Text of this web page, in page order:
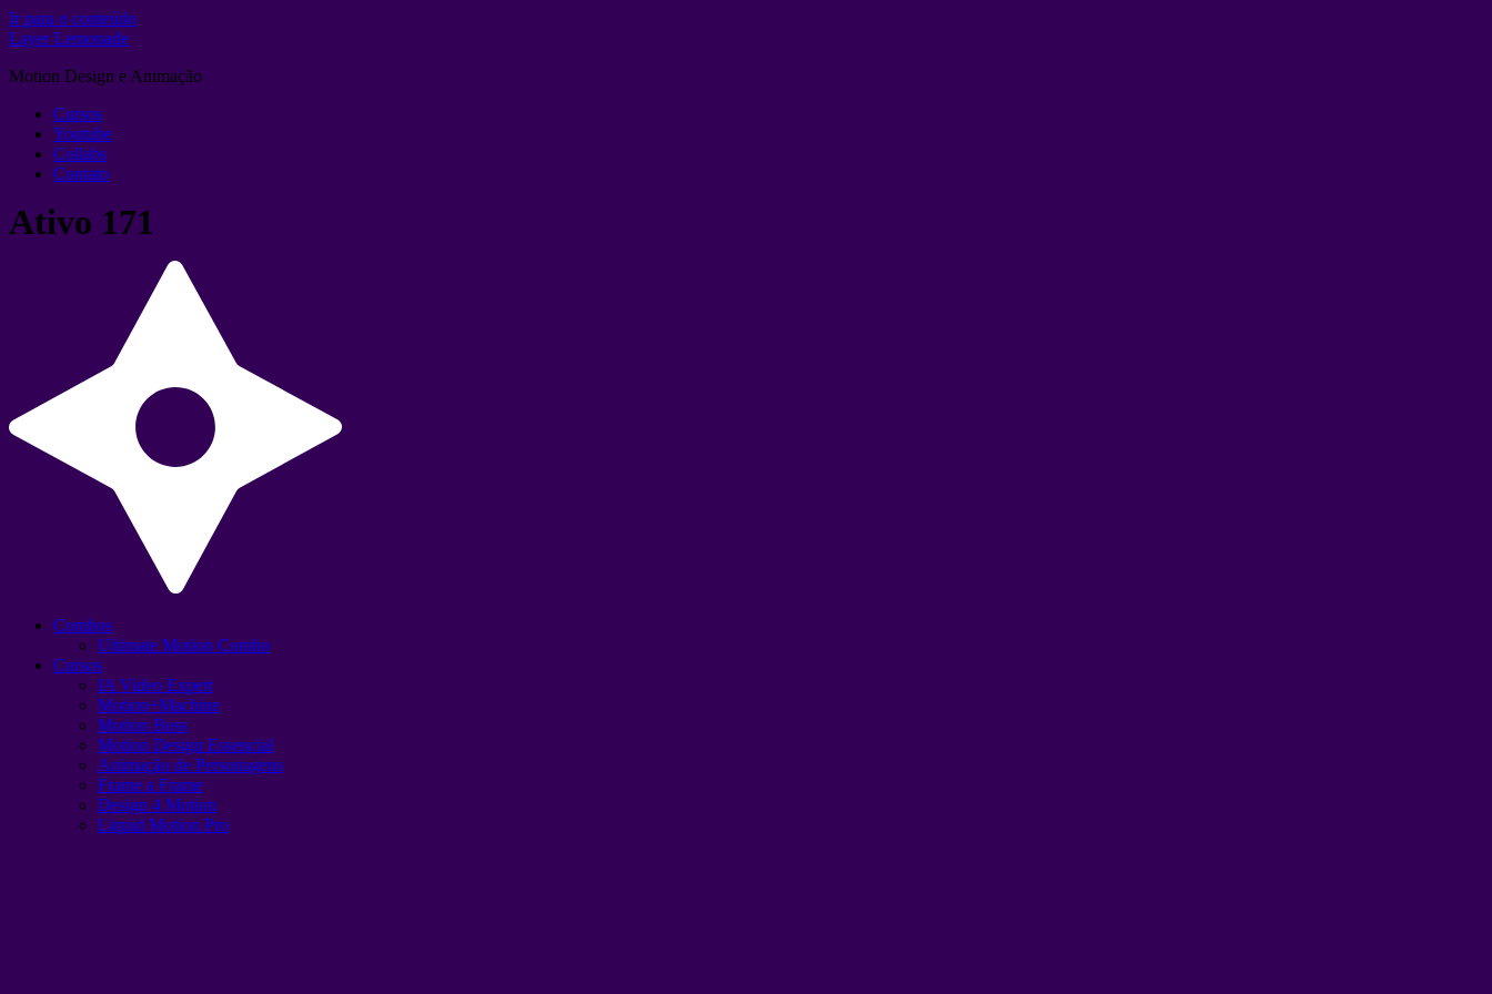
Ir para o conteúdo
Layer Lemonade
Motion Design e Animação
Cursos
Youtube
Collabs
Contato
Ativo 171
Combos
Ultimate Motion Combo
Cursos
IA Video Expert
Motion+Machine
Motion Boss
Motion Design Essencial
Animação de Personagens
Frame a Frame
Design 4 Motion
Liquid Motion Pro